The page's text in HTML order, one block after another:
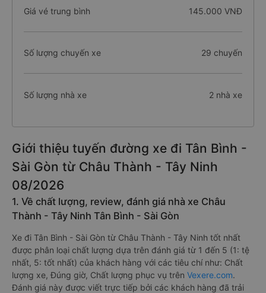
Giá vé trung bình 145.000 VNĐ
Số lượng chuyến xe 29 chuyến
Số lượng nhà xe 2 nhà xe
Giới thiệu tuyến đường xe đi Tân Bình -
Sài Gòn từ Châu Thành - Tây Ninh
08/2026
1. Về chất lượng, review, đánh giá nhà xe Châu
Thành - Tây Ninh Tân Bình - Sài Gòn
Xe đi Tân Bình - Sài Gòn từ Châu Thành - Tây Ninh tốt nhất
được phân loại chất lượng dựa trên đánh giá từ 1 đến 5 (1: tệ
nhất, 5: tốt nhất) của khách hàng với các tiêu chí như: Chất
lượng xe, Đúng giờ, Chất lượng phục vụ trên Vexere.com.
Đánh giá này được viết trực tiếp bởi các khách hàng đã trải